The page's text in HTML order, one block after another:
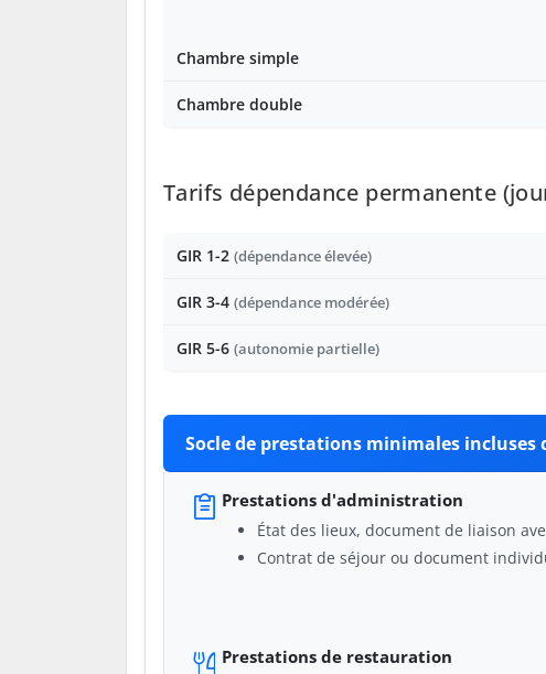
Chambre simple
Chambre double
Tarifs dépendance permanente
GIR 1-2 (dépendance élevée)
GIR 3-4 (dépendance modérée)
GIR 5-6 (autonomie partielle)
Socle de prestations minimales incluses
Prestations d'administration
État des lieux, document de liaison
Contrat de séjour ou document
Prestations de restauration